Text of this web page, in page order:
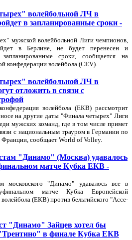
волейбольной ЛЧ в
в запланированные сроки -
мужской волейбольной Лиги чемпионов,
в Берлине, не будет перенесен и
сроки, сообщается на
конфедерации волейбола (CEV).
волейбольной ЛЧ в
отложить в связи с
волейбола (ЕКВ) рассмотрит
на другие даты "Финала четырех" Лиги
мужских команд, где в том числе примет
с национальным трауром в Германии по
Франции, сообщает World of Volley.
"Динамо" (Москва) удавалось
матче Кубка ЕКВ -
московского "Динамо" удавалось все в
матче Кубка Европейской
(ЕКВ) против бельгийского "Ассе-
"Динамо" Зайцев хотел бы
в финале Кубка ЕКВ